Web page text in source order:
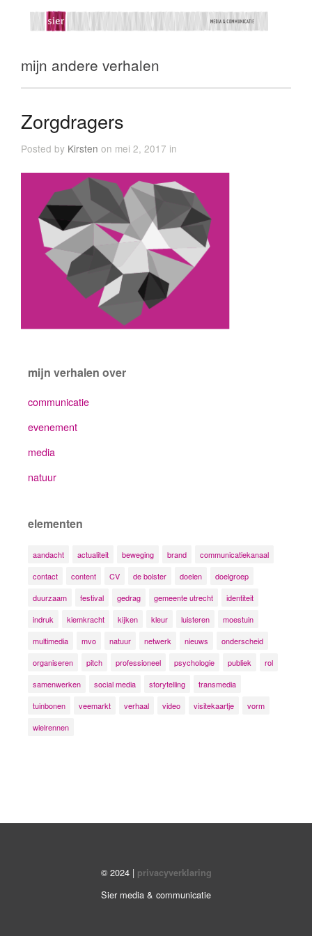
mijn andere verhalen
Zorgdragers
Posted by Kirsten on mei 2, 2017 in
mijn verhalen over
communicatie
evenement
media
natuur
elementen
aandacht actualiteit beweging brand
communicatiekanaal
contact
content CV de bolster doelen
doelgroep
duurzaam
festival gedrag gemeente utrecht
identiteit
indruk
kiemkracht kijken kleur luisteren
moestuin
multimedia
mvo natuur netwerk nieuws
onderscheid
organiseren
pitch professioneel psychologie publiek
rol
samenwerken
social media storytelling
transmedia
tuinbonen
veemarkt verhaal video visitekaartje
vorm
wielrennen
© 2024 | privacyverklaring
Sier media & communicatie